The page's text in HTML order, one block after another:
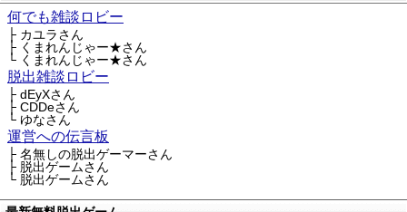
何でも雑談ロビー
├ カユラさん
├ くまれんじゃー★さん
└ くまれんじゃー★さん
脱出雑談ロビー
├ dEyXさん
├ CDDeさん
└ ゆなさん
運営への伝言板
├ 名無しの脱出ゲーマーさん
├ 脱出ゲームさん
└ 脱出ゲームさん